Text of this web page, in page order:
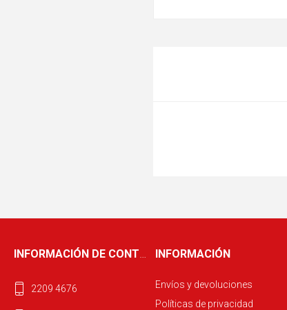
INFORMACIÓN DE CONTACTO
2209 4676
INFORMACIÓN
Envíos y devoluciones
Políticas de privacidad